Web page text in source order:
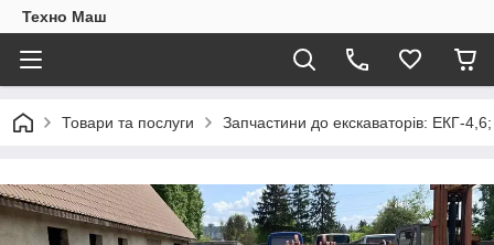
Техно Маш
Товари та послуги Запчастини до екскаваторів: ЕКГ-